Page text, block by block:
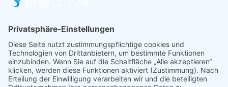
Inhalt
Startseite
Auto kaufen
Auto verkaufen